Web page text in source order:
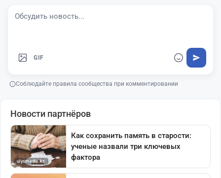
GIF
Соблюдайте правила сообщества при комментировании